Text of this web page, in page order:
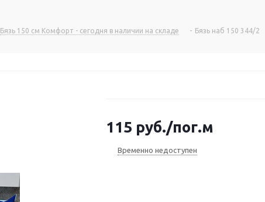
Бязь 150 см Комфорт - сегодня в наличии на складе - Бязь наб 150 344/2
115 руб./пог.м
Временно недоступен